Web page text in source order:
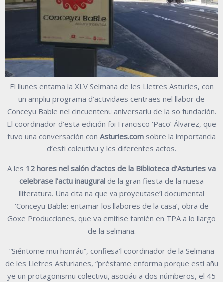
El llunes entama la XLV Selmana de les Lletres Asturies, con
un ampliu programa d’actividaes centraes nel llabor de
Conceyu Bable nel cincuentenu aniversariu de la so fundación.
El coordinador d’esta edición foi Francisco ‘Paco’ Álvarez, que
tuvo una conversación con Asturies.com sobre la importancia
d’esti coleutivu y los diferentes actos.
A les 12 hores nel salón d’actos de la Biblioteca d’Asturies va
celebrase l’actu inaugural de la gran fiesta de la nuesa
lliteratura. Una cita na que va proyeutase’l documental
‘Conceyu Bable: entamar los llabores de la casa’, obra de
Goxe Producciones, que va emitise tamién en TPA a lo llargo
de la selmana.
“Siéntome mui honráu”, confiesa’l coordinador de la Selmana
de les Lletres Asturianes, “préstame enforma porque esti añu
ye un protagonismu colectivu, asociáu a dos númberos, el 45